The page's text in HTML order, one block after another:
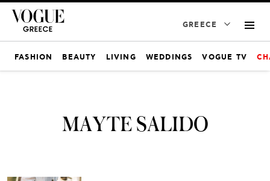
GREECE
FASHION BEAUTY LIVING WEDDINGS VOGUE TV
MAYTE SALIDO